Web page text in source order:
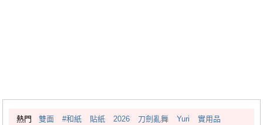
繪圖藝廊
交流中心
熱門 雙面 #和紙 貼紙 2026 刀劍亂舞 Yuri 實用品